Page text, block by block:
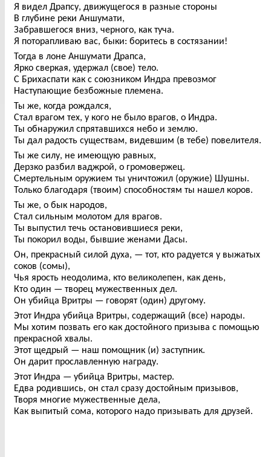
Я видел Драпсу, движущегося в разные стороны
В глубине реки Аншумати,
Забравшегося вниз, черного, как туча.
Я поторапливаю вас, быки: боритесь в состязании!
Тогда в лоне Аншумати Драпса,
Ярко сверкая, удержал (свое) тело.
С Брихаспати как с союзником Индра превозмог
Наступающие безбожные племена.
Ты же, когда рождался,
Стал врагом тех, у кого не было врагов, о Индра.
Ты обнаружил спрятавшихся небо и землю.
Ты дал радость существам, видевшим (в тебе) повелителя.
Ты же силу, не имеющую равных,
Дерзко разбил ваджрой, о громовержец.
Смертельным оружием ты уничтожил (оружие) Шушны.
Только благодаря (твоим) способностям ты нашел коров.
Ты же, о бык народов,
Стал сильным молотом для врагов.
Ты выпустил течь остановившиеся реки,
Ты покорил воды, бывшие женами Дасы.
Он, прекрасный силой духа, — тот, кто радуется у выжатых
соков (сомы),
Чья ярость неодолима, кто великолепен, как день,
Кто один — творец мужественных дел.
Он убийца Вритры — говорят (один) другому.
Этот Индра убийца Вритры, содержащий (все) народы.
Мы хотим позвать его как достойного призыва с помощью
прекрасной хвалы.
Этот щедрый — наш помощник (и) заступник.
Он дарит прославленную награду.
Этот Индра — убийца Вритры, мастер.
Едва родившись, он стал сразу достойным призывов,
Творя многие мужественные дела,
Как выпитый сома, которого надо призывать для друзей.